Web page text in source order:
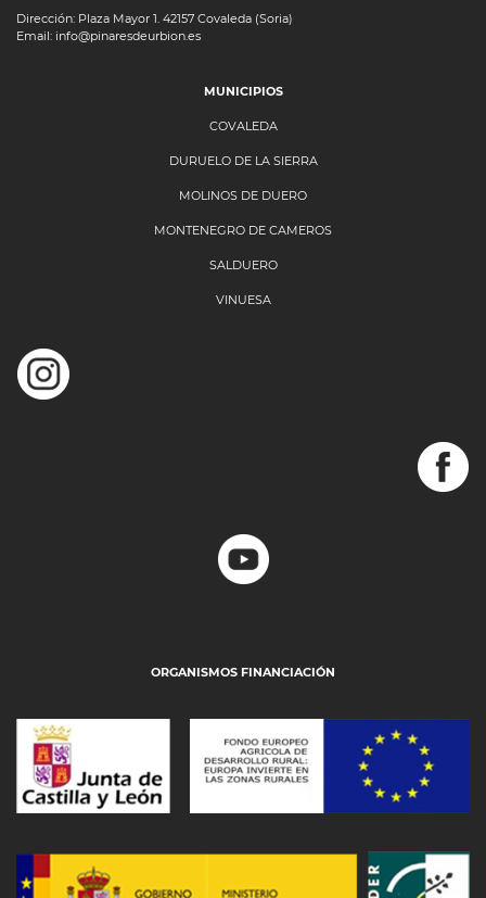
Dirección: Plaza Mayor 1. 42157 Covaleda (Soria)
Email: info@pinaresdeurbion.es
MUNICIPIOS
COVALEDA
DURUELO DE LA SIERRA
MOLINOS DE DUERO
MONTENEGRO DE CAMEROS
SALDUERO
VINUESA
ORGANISMOS FINANCIACIÓN